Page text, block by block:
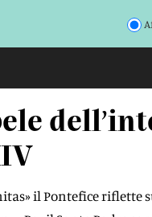
il Pontefice riflette